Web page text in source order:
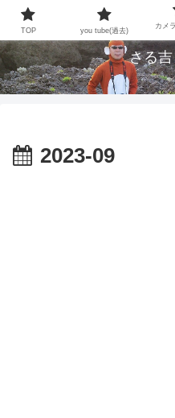
NO LIFE NO MUSIC、
さる吉
2023-09
TOP you tube(過去)
カメ